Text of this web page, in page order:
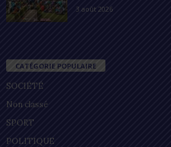
3 août 2026
CATÉGORIE POPULAIRE
SOCIÉTÉ
Non classé
SPORT
POLITIQUE